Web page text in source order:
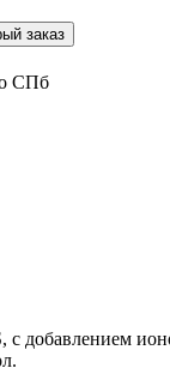
заказ
СПб
добавлением